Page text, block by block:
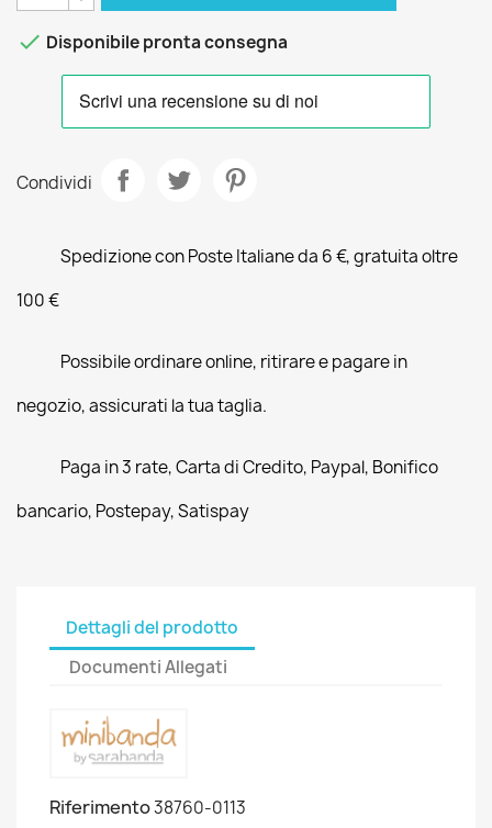
 Disponibile pronta consegna
Condividi
Spedizione con Poste Italiane da 6 €, gratuita oltre
100 €
Possibile ordinare online, ritirare e pagare in
negozio, assicurati la tua taglia.
Paga in 3 rate, Carta di Credito, Paypal, Bonifico
bancario, Postepay, Satispay
Dettagli del prodotto
Documenti Allegati
Riferimento38760-0113